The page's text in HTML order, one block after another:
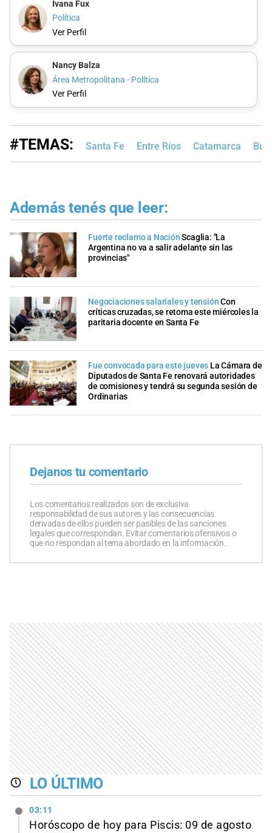
Ivana Fux
Política
Ver Perfil
Nancy Balza
Área Metropolitana - Política
Ver Perfil
#TEMAS: Santa Fe Entre Ríos Catamarca
Además tenés que leer:
Fuerte reclamo a Nación Scaglia: "La
Argentina no va a salir adelante sin las
provincias"
Negociaciones salariales y tensiónCon
críticas cruzadas, se retoma este miércoles la
paritaria docente en Santa Fe
Fue convocada para este jueves La Cámara de
Diputados de Santa Fe renovará autoridades
de comisiones y tendrá su segunda sesión de
Ordinarias
Dejanos tu comentario
Los comentarios realizados son de exclusiva
responsabilidad de sus autores y las consecuencias
derivadas de ellos pueden ser pasibles de las sanciones
legales que correspondan. Evitar comentarios ofensivos o
que no respondan al tema abordado en la información.
LO ÚLTIMO
03:11
Horóscopo de hoy para Piscis: 09 de agosto